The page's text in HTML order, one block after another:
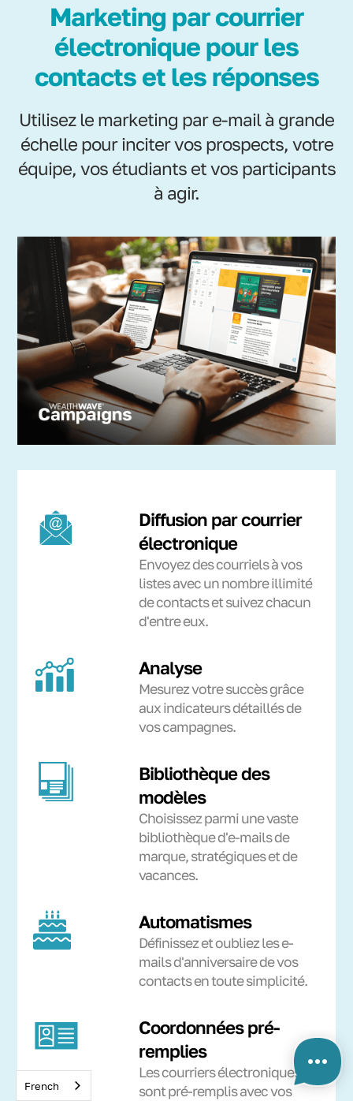
Marketing par courrier
électronique pour les
contacts et les réponses
Utilisez le marketing par e-mail à grande
échelle pour inciter vos prospects, votre
équipe, vos étudiants et vos participants
à agir.
Diffusion par courrier
électronique
Envoyez des courriels à vos
listes avec un nombre illimité
de contacts et suivez chacun
d'entre eux.
Analyse
Mesurez votre succès grâce
aux indicateurs détaillés de
vos campagnes.
Bibliothèque des
modèles
Choisissez parmi une vaste
bibliothèque d'e-mails de
marque, stratégiques et de
vacances.
Automatismes
Définissez et oubliez les e-
mails d'anniversaire de vos
contacts en toute simplicité.
Coordonnées pré-
remplies
Les courriers électroniques
sont pré-remplis avec vos
French